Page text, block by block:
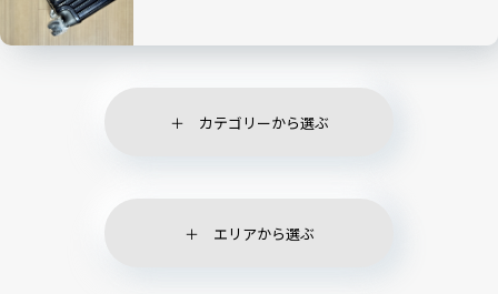
カテゴリーから選ぶ
エリアから選ぶ